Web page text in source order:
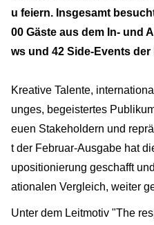
u feiern. Insgesamt
00 Gäste aus dem In- und
ws und 42 Side-Events
Kreative Talente,
unges, begeistertes
euen Stakeholdern und
t der Februar-Ausgabe hat
upositionierung geschafft
ationalen Vergleich, weiter
Unter dem Leitmotiv "The